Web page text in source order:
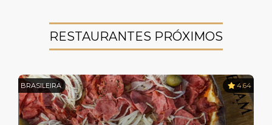
RESTAURANTES PRÓXIMOS
BRASILEIRA 4.64